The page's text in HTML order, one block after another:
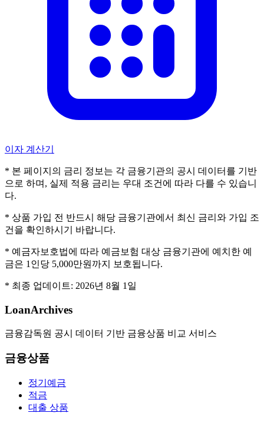
이자 계산기
* 본 페이지의 금리 정보는 각 금융기관의 공시 데이터를 기반
으로 하며, 실제 적용 금리는 우대 조건에 따라 다를 수 있습니
다.
* 상품 가입 전 반드시 해당 금융기관에서 최신 금리와 가입 조
건을 확인하시기 바랍니다.
* 예금자보호법에 따라 예금보험 대상 금융기관에 예치한 예
금은 1인당 5,000만원까지 보호됩니다.
* 최종 업데이트: 2026년 8월 1일
LoanArchives
금융감독원 공시 데이터 기반 금융상품 비교 서비스
금융상품
정기예금
적금
대출 상품